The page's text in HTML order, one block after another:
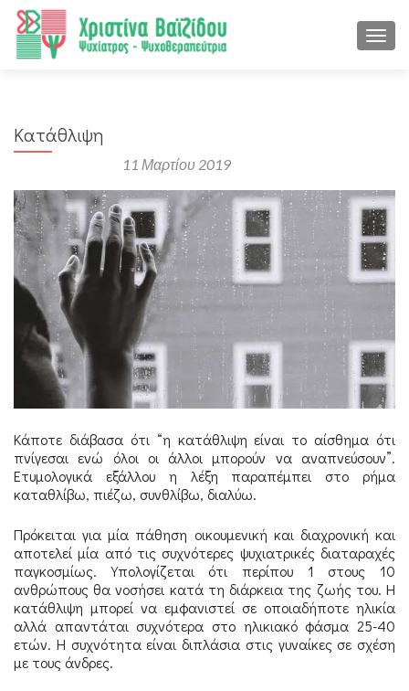
Κατάθλιψη
11 Μαρτίου 2019
Κάποτε διάβασα ότι “η κατάθλιψη είναι το αίσθημα ότι
πνίγεσαι ενώ όλοι οι άλλοι μπορούν να αναπνεύσουν”.
Ετυμολογικά εξάλλου η λέξη παραπέμπει στο ρήμα
καταθλίβω, πιέζω, συνθλίβω, διαλύω.
Πρόκειται για μία πάθηση οικουμενική και διαχρονική και
αποτελεί μία από τις συχνότερες ψυχιατρικές διαταραχές
παγκοσμίως. Υπολογίζεται ότι περίπου 1 στους 10
ανθρώπους θα νοσήσει κατά τη διάρκεια της ζωής του. Η
κατάθλιψη μπορεί να εμφανιστεί σε οποιαδήποτε ηλικία
αλλά απαντάται συχνότερα στο ηλικιακό φάσμα 25-40
ετών. Η συχνότητα είναι διπλάσια στις γυναίκες σε σχέση
με τους άνδρες.